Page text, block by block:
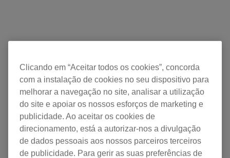
Clicando em “Aceitar todos os cookies”, concorda
com a instalação de cookies no seu dispositivo para
melhorar a navegação no site, analisar a utilização
do site e apoiar os nossos esforços de marketing e
publicidade. Ao aceitar os cookies de
direcionamento, está a autorizar-nos a divulgação
de dados pessoais aos nossos parceiros terceiros
de publicidade. Para gerir as suas preferências de